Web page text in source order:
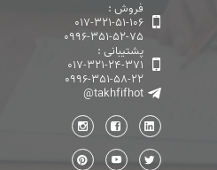
فروش :
017-321-51-106
0996-351-52-75
پشتیبانی :
017-321-24-371
0996-351-58-22
@takhfifhot